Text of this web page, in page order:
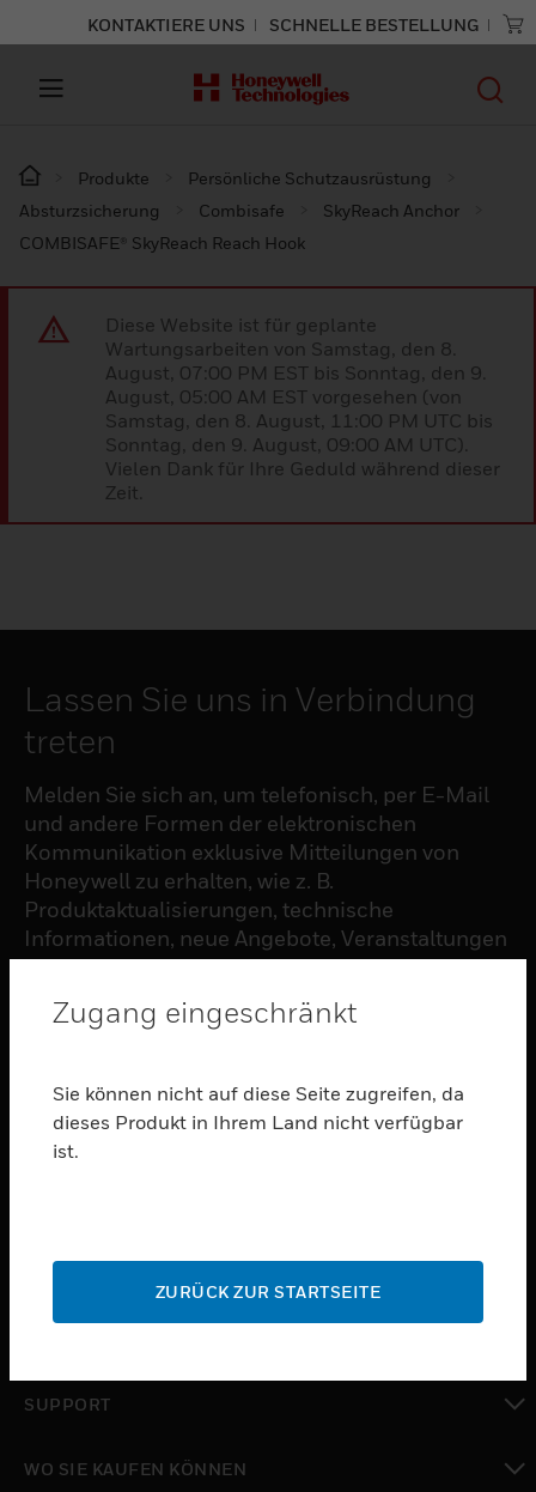
KONTAKTIERE UNS SCHNELLE BESTELLUNG
Produkte
Persönliche Schutzausrüstung
Absturzsicherung
Combisafe
SkyReach Anchor
COMBISAFE® SkyReach Reach Hook
Diese Website ist für geplante
Wartungsarbeiten von Samstag, den 8.
August, 07:00 PM EST bis Sonntag, den 9.
August, 05:00 AM EST vorgesehen (von
Samstag, den 8. August, 11:00 PM UTC bis
Sonntag, den 9. August, 09:00 AM UTC).
Vielen Dank für Ihre Geduld während dieser
Zeit.
Lassen Sie uns in Verbindung
treten
Melden Sie sich an, um telefonisch, per E-Mail
und andere Formen der elektronischen
Kommunikation exklusive Mitteilungen von
Honeywell zu erhalten, wie z. B.
Produktaktualisierungen, technische
Informationen, neue Angebote, Veranstaltungen
und Neuigkeiten, Umfragen, Sonderangebote
PRODUKTE
toggle view
toggle view
toggle view
SUPPORT
WO SIE KAUFEN KÖNNEN
Zugang eingeschränkt
Sie können nicht auf diese Seite zugreifen, da
dieses Produkt in Ihrem Land nicht verfügbar
ist.
ZURÜCK ZUR STARTSEITE